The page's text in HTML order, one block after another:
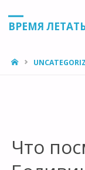
ВРЕМЯ
HOME
Что